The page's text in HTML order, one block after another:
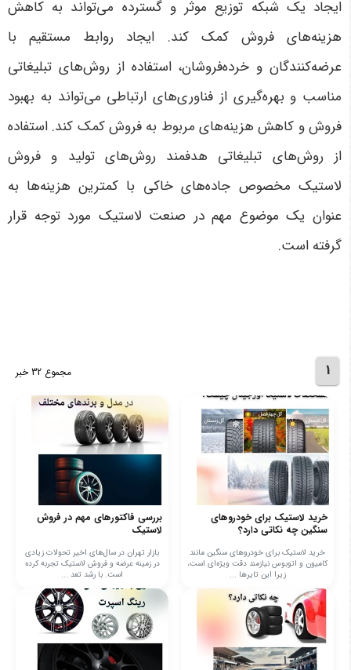
ایجاد یک شبکه توزیع موثر و گسترده می‌تواند به کاهش
هزینه‌های فروش کمک کند. ایجاد روابط مستقیم با
عرضه‌کنندگان و خرده‌فروشان، استفاده از روش‌های تبلیغاتی
مناسب و بهره‌گیری از فناوری‌های ارتباطی می‌تواند به بهبود
فروش و کاهش هزینه‌های مربوط به فروش کمک کند. استفاده
از روش‌های تبلیغاتی هدفمند روش‌های تولید و فروش
لاستیک مخصوص جاده‌های خاکی با کمترین هزینه‌ها به
عنوان یک موضوع مهم در صنعت لاستیک مورد توجه قرار
گرفته است.
1 مجموع 32 خبر
خرید لاستیک برای خودروهای
سنگین چه نکاتی دارد؟
خرید لاستیک برای خودروهای سنگین مانند
کامیون و اتوبوس نیازمند دقت ویژه‌ای است،
زیرا این تایرها ...
بررسی فاکتورهای مهم در فروش
لاستیک
بازار تهران در سال‌های اخیر تحولات زیادی
در زمینه عرضه و فروش لاستیک تجربه کرده
است. با رشد تعد ...